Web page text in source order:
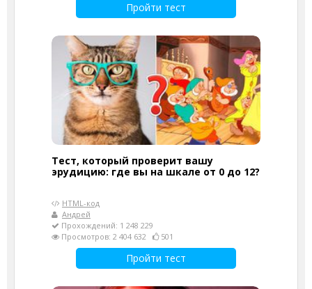
Пройти тест
Тест, который проверит вашу
эрудицию: где вы на шкале от 0 до 12?
HTML-код
Андрей
Прохождений: 1 248 229
Просмотров: 2 404 632
501
Пройти тест